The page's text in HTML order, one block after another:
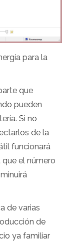
para la
que
pueden
Si no
de la
funcionará
el número
de varias
de
ya familiar